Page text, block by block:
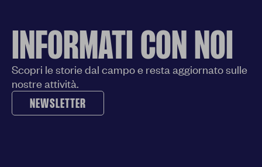
INFORMATI CON NOI
Scopri le storie dal campo e resta aggiornato sulle
nostre attività.
NEWSLETTER